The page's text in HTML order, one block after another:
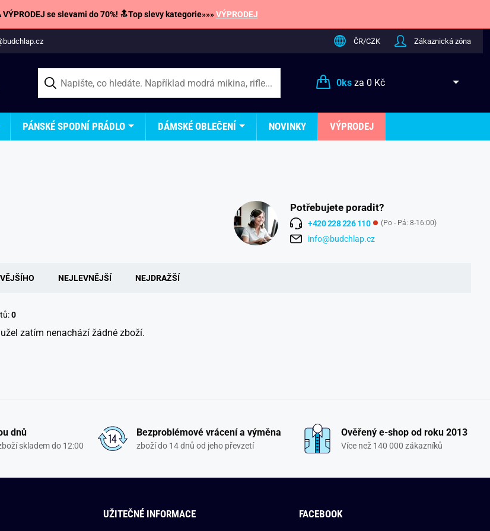
VÝPRODEJ se slevami do 70%! 🔝Top slevy kategorie»»»VÝPRODEJ
ČR/CZK Zákaznická zóna
0ksza 0 Kč
PÁNSKÉ SPODNÍ PRÁDLO DÁMSKÉ OBLEČENÍ NOVINKY VÝPRODEJ
Potřebujete poradit?
+420 228 226 110 (Po - Pá: 8-16:00)
info@budchlap.cz
NEJLEVNĚJŠÍ NEJDRAŽŠÍ
0
zatím nenachází žádné zboží.
dnů
skladem do 12:00
Bezproblémové vrácení a výměna
zboží do 14 dnů od jeho převzetí
Ověřený e-shop od roku 2013
Více než 140 000 zákazníků
UŽITEČNÉ INFORMACE FACEBOOK